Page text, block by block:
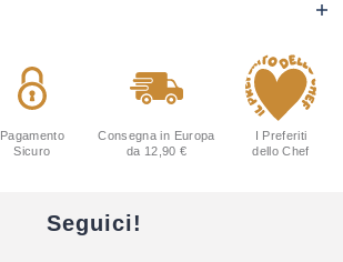
Pagamento
Sicuro
Consegna in Europa
da 12,90 €
I Preferiti
dello Chef
Seguici!